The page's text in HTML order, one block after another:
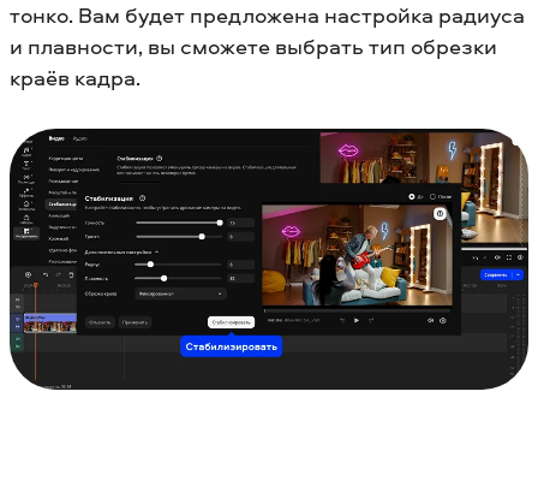
тонко. Вам будет предложена настройка радиуса
и плавности, вы сможете выбрать тип обрезки
краёв кадра.